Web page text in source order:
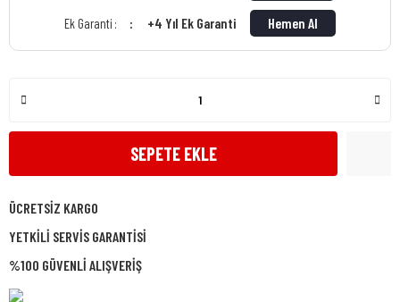
Ek Garanti : +4 Yıl Ek Garanti Hemen Al
SEPETE EKLE
ÜCRETSİZ KARGO
YETKİLİ SERVİS GARANTİSİ
%100 GÜVENLİ ALIŞVERİŞ